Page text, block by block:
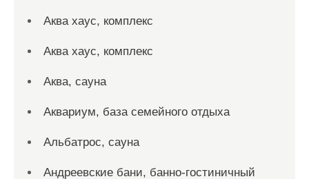
Аква хаус, комплекс
Аква хаус, комплекс
Аква, сауна
Аквариум, база семейного отдыха
Альбатрос, сауна
Андреевские бани, банно-гостиничный